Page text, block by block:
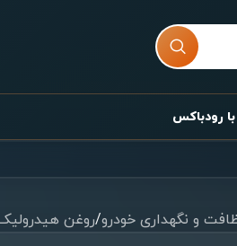
رودباکس
و نگهداری خودرو/روغن